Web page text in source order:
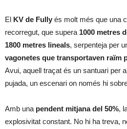
El KV de Fully és molt més que una
recorregut, que supera 1000 metres
1800 metres lineals, serpenteja per
vagonetes que transportaven raïm
Avui, aquell traçat és un santuari per
pujada, un escenari on només hi
Amb una pendent mitjana del 50%,
explosivitat constant. No hi ha treva,